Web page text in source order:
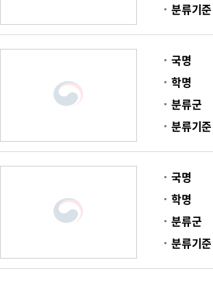
분류기준
국명
학명
분류군
분류기준
국명
학명
분류군
분류기준